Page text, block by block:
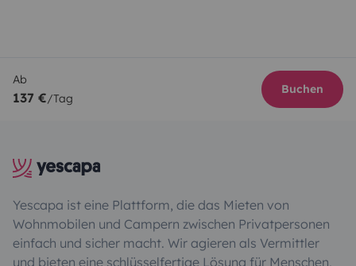
Ab
137 €/Tag
Buchen
Yescapa ist eine Plattform, die das Mieten von
Wohnmobilen und Campern zwischen Privatpersonen
einfach und sicher macht. Wir agieren als Vermittler
und bieten eine schlüsselfertige Lösung für Menschen,